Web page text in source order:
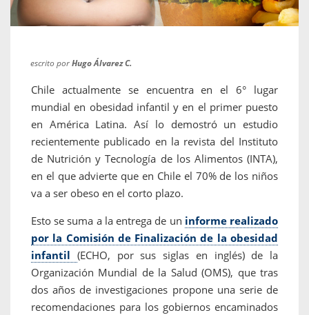
escrito porHugo Álvarez C.
Chile actualmente se encuentra en el 6° lugar
mundial en obesidad infantil y en el primer puesto
en América Latina. Así lo demostró un estudio
recientemente publicado en la revista del Instituto
de Nutrición y Tecnología de los Alimentos (INTA),
en el que advierte que en Chile el 70% de los niños
va a ser obeso en el corto plazo.
Esto se suma a la entrega de un informe realizado
por la Comisión de Finalización de la obesidad
infantil (ECHO, por sus siglas en inglés) de la
Organización Mundial de la Salud (OMS), que tras
dos años de investigaciones propone una serie de
recomendaciones para los gobiernos encaminados